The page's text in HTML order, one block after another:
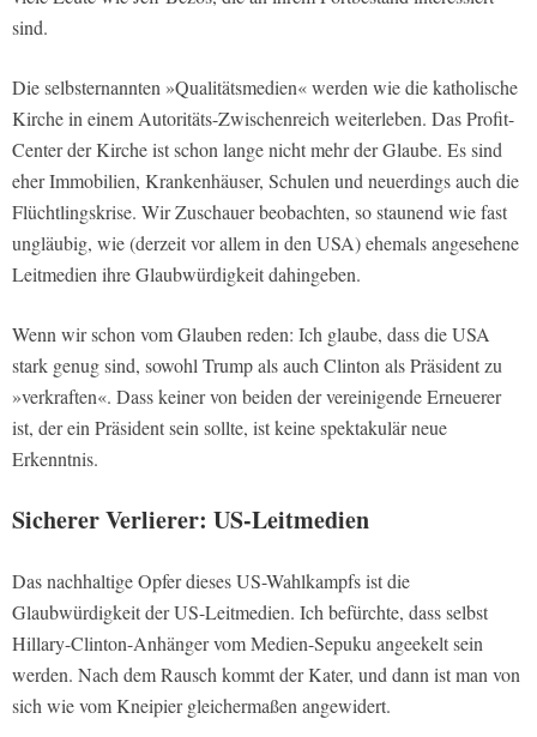
sind.
Die selbsternannten »Qualitätsmedien« werden wie die katholische
Kirche in einem Autoritäts-Zwischenreich weiterleben. Das Profit-
Center der Kirche ist schon lange nicht mehr der Glaube. Es sind
eher Immobilien, Krankenhäuser, Schulen und neuerdings auch die
Flüchtlingskrise. Wir Zuschauer beobachten, so staunend wie fast
ungläubig, wie (derzeit vor allem in den USA) ehemals angesehene
Leitmedien ihre Glaubwürdigkeit dahingeben.
Wenn wir schon vom Glauben reden: Ich glaube, dass die USA
stark genug sind, sowohl Trump als auch Clinton als Präsident zu
»verkraften«. Dass keiner von beiden der vereinigende Erneuerer
ist, der ein Präsident sein sollte, ist keine spektakulär neue
Erkenntnis.
Sicherer Verlierer: US-Leitmedien
Das nachhaltige Opfer dieses US-Wahlkampfs ist die
Glaubwürdigkeit der US-Leitmedien. Ich befürchte, dass selbst
Hillary-Clinton-Anhänger vom Medien-Sepuku angeekelt sein
werden. Nach dem Rausch kommt der Kater, und dann ist man von
sich wie vom Kneipier gleichermaßen angewidert.